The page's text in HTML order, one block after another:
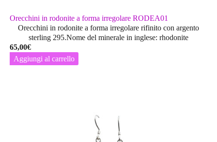
Orecchini in rodonite a forma irregolare RODEA01
Orecchini in rodonite a forma irregolare rifinito con argento
sterling 295.Nome del minerale in inglese: rhodonite
65,00€
Aggiungi al carrello